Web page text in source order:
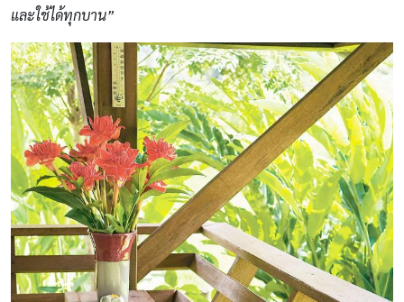
และใช้ได้ทุกบาน”